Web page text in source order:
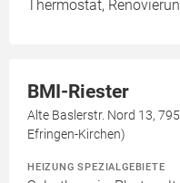
Thermostat,
BMI-Riester
Alte Baslerstr. Nord 13,
Efringen-Kirchen)
HEIZUNG SPEZIALGEBIETE